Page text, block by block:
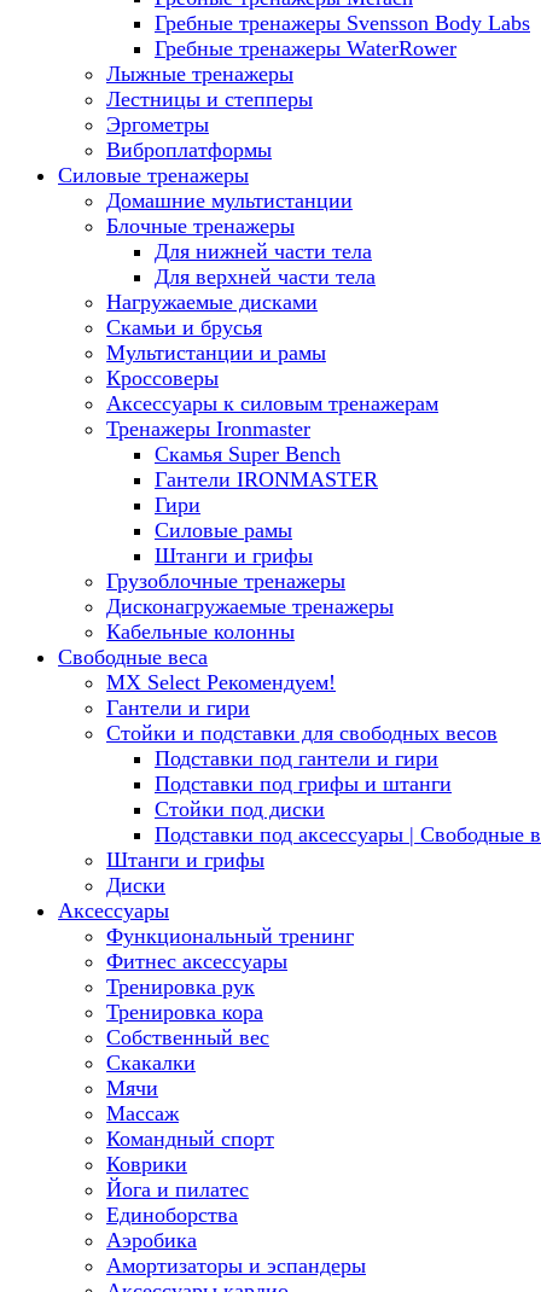
Гребные тренажеры Svensson Body Labs
Гребные тренажеры WaterRower
Лыжные тренажеры
Лестницы и степперы
Эргометры
Виброплатформы
Силовые тренажеры
Домашние мультистанции
Блочные тренажеры
Для нижней части тела
Для верхней части тела
Нагружаемые дисками
Скамьи и брусья
Мультистанции и рамы
Кроссоверы
Аксессуары к силовым тренажерам
Тренажеры Ironmaster
Скамья Super Bench
Гантели IRONMASTER
Гири
Силовые рамы
Штанги и грифы
Грузоблочные тренажеры
Дисконагружаемые тренажеры
Кабельные колонны
Свободные веса
MX Select Рекомендуем!
Гантели и гири
Стойки и подставки для свободных весов
Подставки под гантели и гири
Подставки под грифы и штанги
Стойки под диски
Подставки под аксессуары | Свободные
Штанги и грифы
Диски
Аксессуары
Функциональный тренинг
Фитнес аксессуары
Тренировка рук
Тренировка кора
Собственный вес
Скакалки
Мячи
Массаж
Командный спорт
Коврики
Йога и пилатес
Единоборства
Аэробика
Амортизаторы и эспандеры